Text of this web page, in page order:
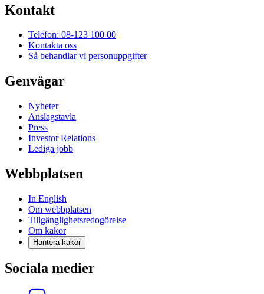
Kontakt
Telefon: 08-123 100 00
Kontakta oss
Så behandlar vi personuppgifter
Genvägar
Nyheter
Anslagstavla
Press
Investor Relations
Lediga jobb
Webbplatsen
In English
Om webbplatsen
Tillgänglighetsredogörelse
Om kakor
Hantera kakor
Sociala medier